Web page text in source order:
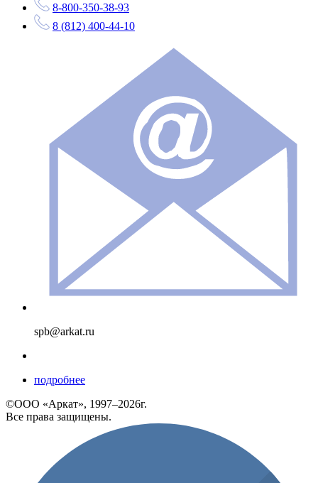
8-800-350-38-93
8 (812) 400-44-10
spb@arkat.ru
подробнее
©ООО «Аркат», 1997–2026г.
Все права защищены.